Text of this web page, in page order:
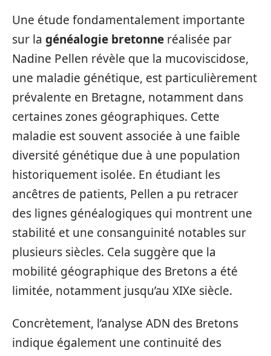
Une étude fondamentalement importante
sur la généalogie bretonne réalisée par
Nadine Pellen révèle que la mucoviscidose,
une maladie génétique, est particulièrement
prévalente en Bretagne, notamment dans
certaines zones géographiques. Cette
maladie est souvent associée à une faible
diversité génétique due à une population
historiquement isolée. En étudiant les
ancêtres de patients, Pellen a pu retracer
des lignes généalogiques qui montrent une
stabilité et une consanguinité notables sur
plusieurs siècles. Cela suggère que la
mobilité géographique des Bretons a été
limitée, notamment jusqu’au XIXe siècle.
Concrètement, l’analyse ADN des Bretons
indique également une continuité des